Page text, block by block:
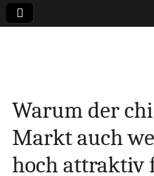
Finanzen,
Marketing-,
Warum der
Markt auch
hoch attraktiv